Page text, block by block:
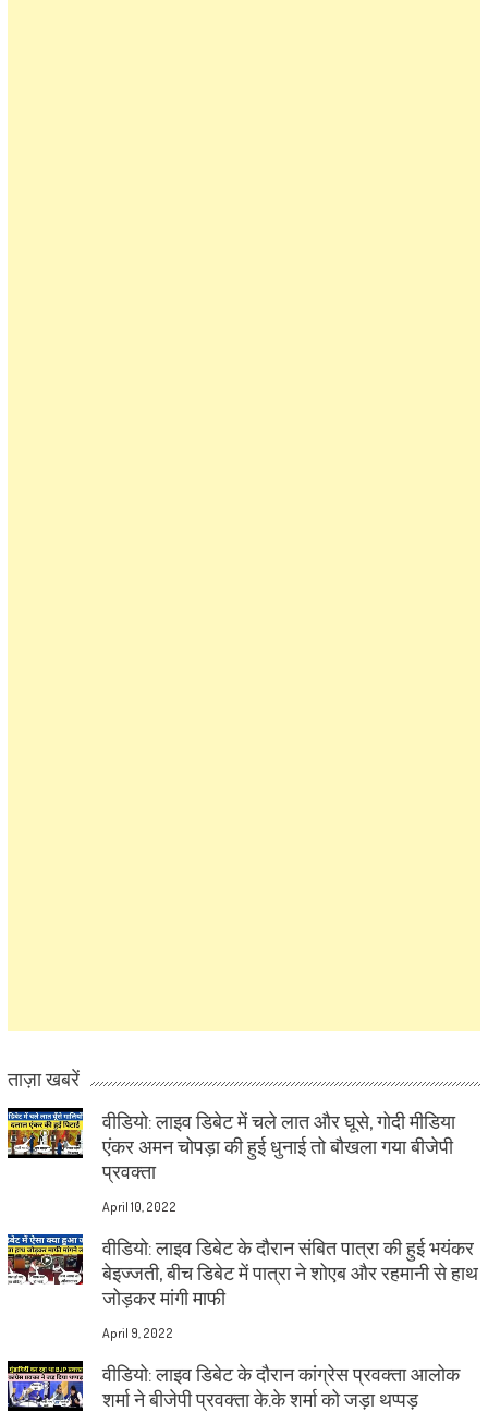
ताज़ा खबरें
वीडियो: लाइव डिबेट में चले लात और घूसे, गोदी मीडिया
एंकर अमन चोपड़ा की हुई धुनाई तो बौखला गया बीजेपी
प्रवक्ता
April 10, 2022
वीडियो: लाइव डिबेट के दौरान संबित पात्रा की हुई भयंकर
बेइज्जती, बीच डिबेट में पात्रा ने शोएब और रहमानी से हाथ
जोड़कर मांगी माफी
April 9, 2022
वीडियो: लाइव डिबेट के दौरान कांग्रेस प्रवक्ता आलोक
शर्मा ने बीजेपी प्रवक्ता के.के शर्मा को जड़ा थप्पड़